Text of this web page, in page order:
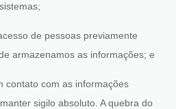
de pessoas previamente
armazenamos as informações; e
contato com as informações
sigilo absoluto. A quebra do